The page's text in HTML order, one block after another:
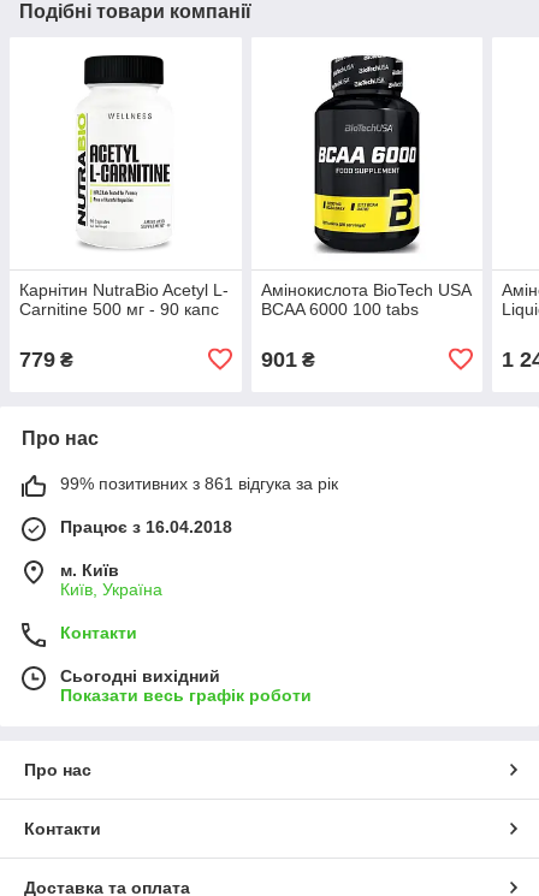
Подібні товари компанії
Карнітин NutraBio Acetyl L-
Carnitine 500 мг - 90 капс
779 ₴
Амінокислота BioTech USA
BCAA 6000 100 tabs
901₴ 1
Про нас
99% позитивних з 861 відгука за рік
Працює з 16.04.2018
м. Київ
Київ, Україна
Контакти
Сьогодні вихідний
Показати весь графік роботи
Про нас
Контакти
Доставка та оплата